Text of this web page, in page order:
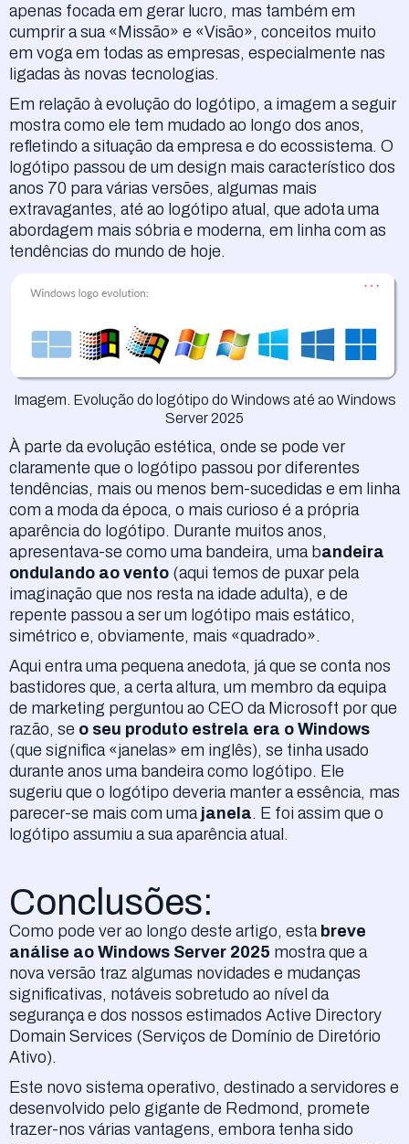
apenas focada em gerar lucro, mas também em
cumprir a sua «Missão» e «Visão», conceitos muito
em voga em todas as empresas, especialmente nas
ligadas às novas tecnologias.
Em relação à evolução do logótipo, a imagem a seguir
mostra como ele tem mudado ao longo dos anos,
refletindo a situação da empresa e do ecossistema. O
logótipo passou de um design mais característico dos
anos 70 para várias versões, algumas mais
extravagantes, até ao logótipo atual, que adota uma
abordagem mais sóbria e moderna, em linha com as
tendências do mundo de hoje.
Imagem. Evolução do logótipo do Windows até ao Windows
Server 2025
À parte da evolução estética, onde se pode ver
claramente que o logótipo passou por diferentes
tendências, mais ou menos bem-sucedidas e em linha
com a moda da época, o mais curioso é a própria
aparência do logótipo. Durante muitos anos,
apresentava-se como uma bandeira, uma bandeira
ondulando ao vento (aqui temos de puxar pela
imaginação que nos resta na idade adulta), e de
repente passou a ser um logótipo mais estático,
simétrico e, obviamente, mais «quadrado».
Aqui entra uma pequena anedota, já que se conta nos
bastidores que, a certa altura, um membro da equipa
de marketing perguntou ao CEO da Microsoft por que
razão, se o seu produto estrela era o Windows
(que significa «janelas» em inglês), se tinha usado
durante anos uma bandeira como logótipo. Ele
sugeriu que o logótipo deveria manter a essência, mas
parecer-se mais com uma janela. E foi assim que o
logótipo assumiu a sua aparência atual.
Conclusões:
Como pode ver ao longo deste artigo, esta breve
análise ao Windows Server 2025 mostra que a
nova versão traz algumas novidades e mudanças
significativas, notáveis sobretudo ao nível da
segurança e dos nossos estimados Active Directory
Domain Services (Serviços de Domínio de Diretório
Ativo).
Este novo sistema operativo, destinado a servidores e
desenvolvido pelo gigante de Redmond, promete
trazer-nos várias vantagens, embora tenha sido